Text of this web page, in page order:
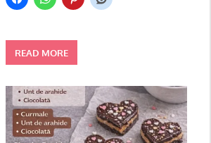
READ MORE